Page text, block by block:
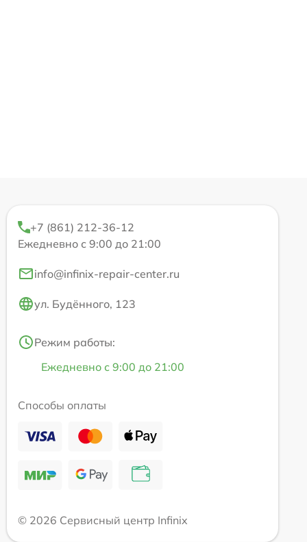
+7 (861) 212-36-12
Ежедневно с 9:00 до 21:00
info@infinix-repair-center.ru
ул. Будённого, 123
Режим работы:
Ежедневно с 9:00 до 21:00
Способы оплаты
© 2026 Сервисный центр Infinix